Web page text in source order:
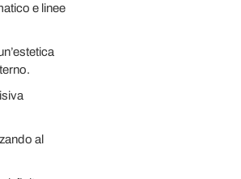
e linee
al